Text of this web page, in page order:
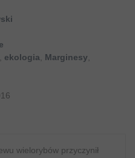
, ekologia, Marginesy,
wielorybów przyczynił